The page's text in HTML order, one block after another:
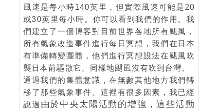
風速是每小時140英里，但實際風速可能是20
或30英里每小時。你可以看到我們的作用。我
們建立了一個博客對目前世界各地所有颶風，
所有氣象改造事件進行每日冥想，我們在日本
有準備轉變團體，他們進行冥想設法在颶風吹
襲日本前驅散它。同樣地颶風沒有吹到台灣。
通過我們的集體意識，在無數其他地方我們轉
移了那些氣象事件。這裡有很多因素，我已經
說過 由於中央太陽活動的增強，這些活動